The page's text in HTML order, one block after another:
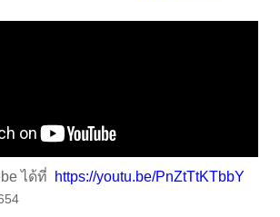
ได้ที่ https://youtu.be/PnZtTtKTbbY